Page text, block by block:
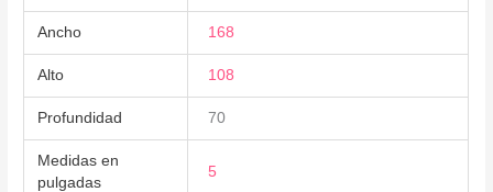
Ancho 168
Alto 108
Profundidad 70
Medidas en
pulgadas
5